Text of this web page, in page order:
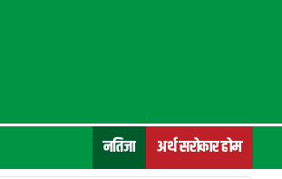
नतिजा अर्थ सरोकार होम